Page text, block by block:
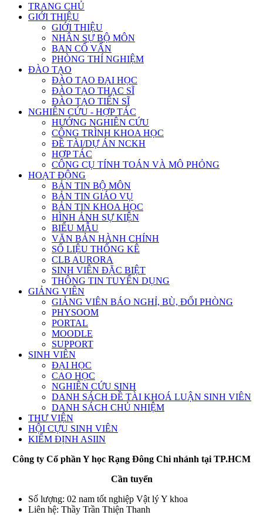
TRANG CHỦ
GIỚI THIỆU
GIỚI THIỆU
NHÂN SỰ BỘ MÔN
BAN CỐ VẤN
PHÒNG THÍ NGHIỆM
ĐÀO TẠO
ĐÀO TẠO ĐẠI HỌC
ĐÀO TẠO THẠC SĨ
ĐÀO TẠO TIẾN SĨ
NGHIÊN CỨU - HỢP TÁC
HƯỚNG NGHIÊN CỨU
CÔNG TRÌNH KHOA HỌC
ĐỀ TÀI/DỰ ÁN NCKH
HỢP TÁC
CÔNG CỤ TÍNH TOÁN VÀ MÔ PHỎNG
HOẠT ĐỘNG
BẢN TIN BỘ MÔN
BẢN TIN GIÁO VỤ
BẢN TIN KHOA HỌC
HÌNH ẢNH SỰ KIỆN
BIỂU MẪU
VĂN BẢN HÀNH CHÍNH
SỐ LIỆU THỐNG KÊ
CLB AURORA
SINH VIÊN ĐẶC BIỆT
THÔNG TIN TUYỂN DỤNG
GIẢNG VIÊN
GIẢNG VIÊN BÁO NGHỈ, BÙ, ĐỔI PHÒNG
PHYSOOM
PORTAL
MOODLE
SUPPORT
SINH VIÊN
ĐẠI HỌC
CAO HỌC
NGHIÊN CỨU SINH
DANH SÁCH ĐỀ TÀI KHOÁ LUẬN SINH VIÊN
DANH SÁCH CHỦ NHIỆM
THƯ VIỆN
HỘI CỰU SINH VIÊN
KIỂM ĐỊNH ASIIN
Công ty Cổ phần Y học Rạng Đông Chi nhánh tại TP.HCM
Cần tuyển
Số lượng: 02 nam tốt nghiệp Vật lý Y khoa
Liên hệ: Thầy Trần Thiện Thanh